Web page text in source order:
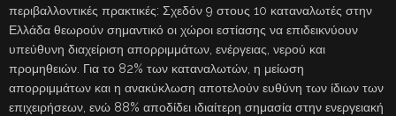
περιβαλλοντικές πρακτικές: Σχεδόν 9 στους 10 καταναλωτές στην
Ελλάδα θεωρούν σημαντικό οι χώροι εστίασης να επιδεικνύουν
υπεύθυνη διαχείριση απορριμμάτων, ενέργειας, νερού και
προμηθειών. Για το 82% των καταναλωτών, η μείωση
απορριμμάτων και η ανακύκλωση αποτελούν ευθύνη των ίδιων των
επιχειρήσεων, ενώ 88% αποδίδει ιδιαίτερη σημασία στην ενεργειακή